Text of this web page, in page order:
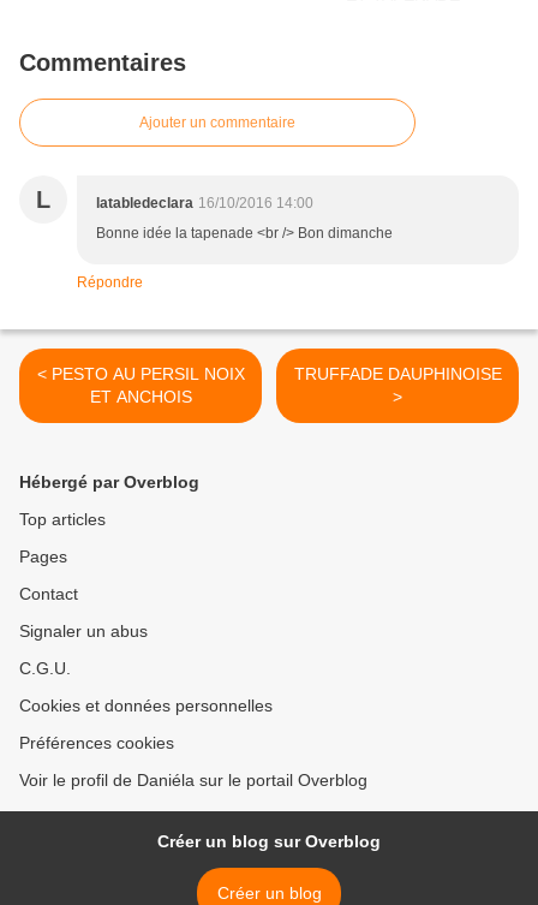
Commentaires
Ajouter un commentaire
L latabledeclara 16/10/2016 14:00
Bonne idée la tapenade <br /> Bon dimanche
Répondre
< PESTO AU PERSIL NOIX
ET ANCHOIS
TRUFFADE DAUPHINOISE
>
Hébergé par Overblog
Top articles
Pages
Contact
Signaler un abus
C.G.U.
Cookies et données personnelles
Préférences cookies
Voir le profil de Daniéla sur le portail Overblog
Créer un blog sur Overblog
Créer un blog